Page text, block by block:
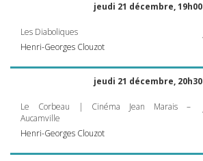
jeudi 21 décembre, 19h00
Les Diaboliques
Henri-Georges Clouzot
jeudi 21 décembre, 20h30
Le Corbeau | Cinéma Jean Marais –
Aucamville
Henri-Georges Clouzot